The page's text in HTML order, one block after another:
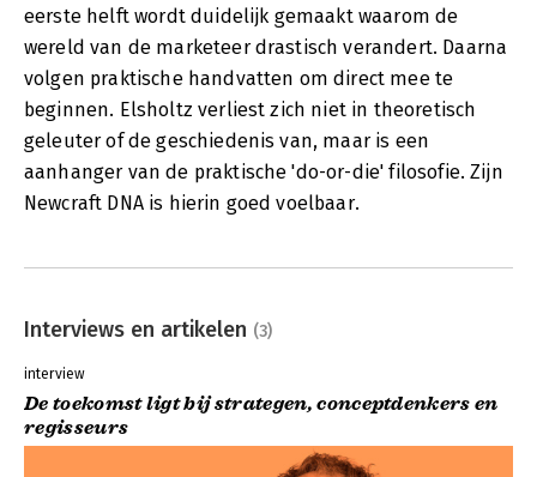
eerste helft wordt duidelijk gemaakt waarom de
wereld van de marketeer drastisch verandert. Daarna
volgen praktische handvatten om direct mee te
beginnen. Elsholtz verliest zich niet in theoretisch
geleuter of de geschiedenis van, maar is een
aanhanger van de praktische 'do-or-die' filosofie. Zijn
Newcraft DNA is hierin goed voelbaar.
Interviews en artikelen (3)
interview
De toekomst ligt bij strategen, conceptdenkers en
regisseurs